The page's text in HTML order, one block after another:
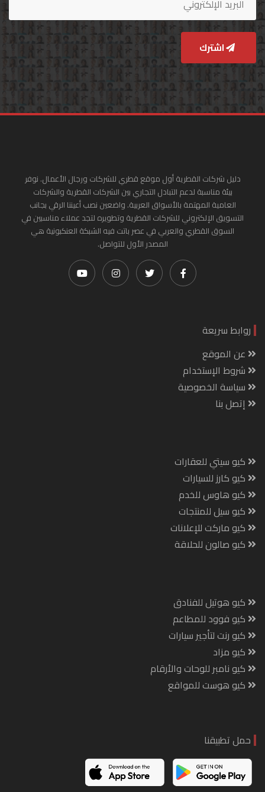
اشترك
دليل شركات القطرية أول موقع قطري للشركات ورجال الأعمال. نوفر
بيئة مناسبة لدعم التبادل التجاري بين الشركات القطرية والشركات
العامية المهتمة بالأسواق العربية. واضعين نصب أعيننا الرقي بجانب
التسويق الإلكتروني للشركات القطرية وتطويره لتجد عملاء مناسبين في
السوق القطري والعربي في عصر باتت فيه الشبكة العنكبونية هي
المصدر الأول للتواصل.
روابط سريعة
عن الموقع
شروط الإستخدام
سياسة الخصوصية
إتصل بنا
كيو سيتي للعقارات
كيو كارز للسيارات
كيو هاوس للخدم
كيو سيل للمنتجات
كيو ماركت للإعلانات
كيو صالون للحلاقة
كيو هوتيل للفنادق
كيو فوود للمطاعم
كيو رنت لتأجير سيارات
كيو مزاد
كيو نامبر للوحات والأرقام
كيو هوست للمواقع
حمل تطبيقنا